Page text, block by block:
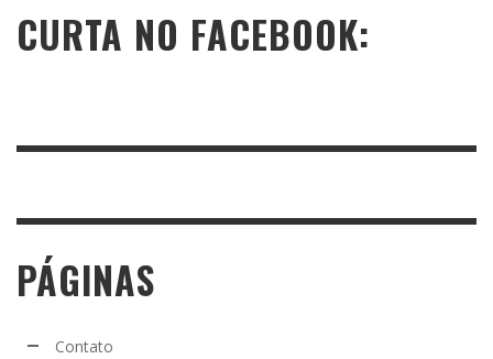
CURTA NO FACEBOOK:
PÁGINAS
Contato